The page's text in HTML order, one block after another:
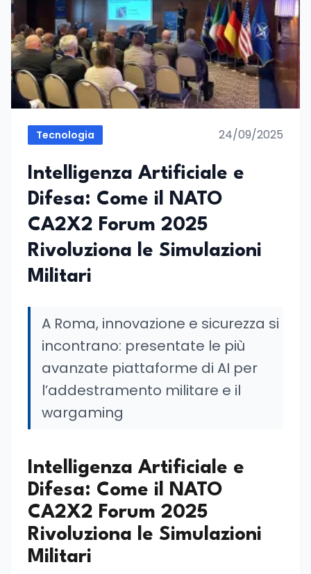
Tecnologia 24/09/2025
Intelligenza Artificiale e
Difesa: Come il NATO
CA2X2 Forum 2025
Rivoluziona le Simulazioni
Militari
A Roma, innovazione e sicurezza si
incontrano: presentate le più
avanzate piattaforme di AI per
l’addestramento militare e il
wargaming
Intelligenza Artificiale e
Difesa: Come il NATO
CA2X2 Forum 2025
Rivoluziona le Simulazioni
Militari